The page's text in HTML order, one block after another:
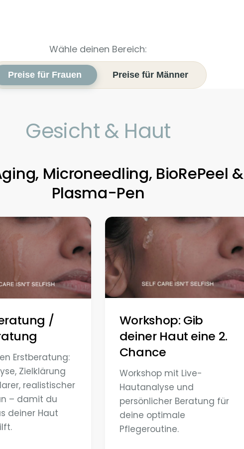
Wähle deinen Bereich:
Preise für Frauen Preise für Männer
Gesicht & Haut
Microneedling, BioRePeel &
Plasma-Pen
/
Erstberatung:
Zielklärung
realistischer
– damit du
deiner Haut
Workshop: Gib
deiner Haut eine 2.
Chance
Workshop mit Live-
Hautanalyse und
persönlicher Beratung für
deine optimale
Pflegeroutine.